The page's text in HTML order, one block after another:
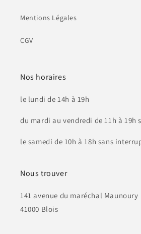
Mentions Légales
CGV
Nos horaires
le lundi de 14h à 19h
du mardi au vendredi de 11h à 19h
le samedi de 10h à 18h sans
Nous trouver
141 avenue du maréchal Maunoury
41000 Blois